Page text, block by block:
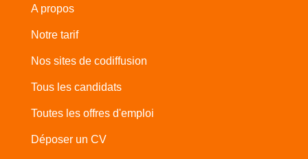
A propos
Notre tarif
Nos sites de codiffusion
Tous les candidats
Toutes les offres d'emploi
Déposer un CV